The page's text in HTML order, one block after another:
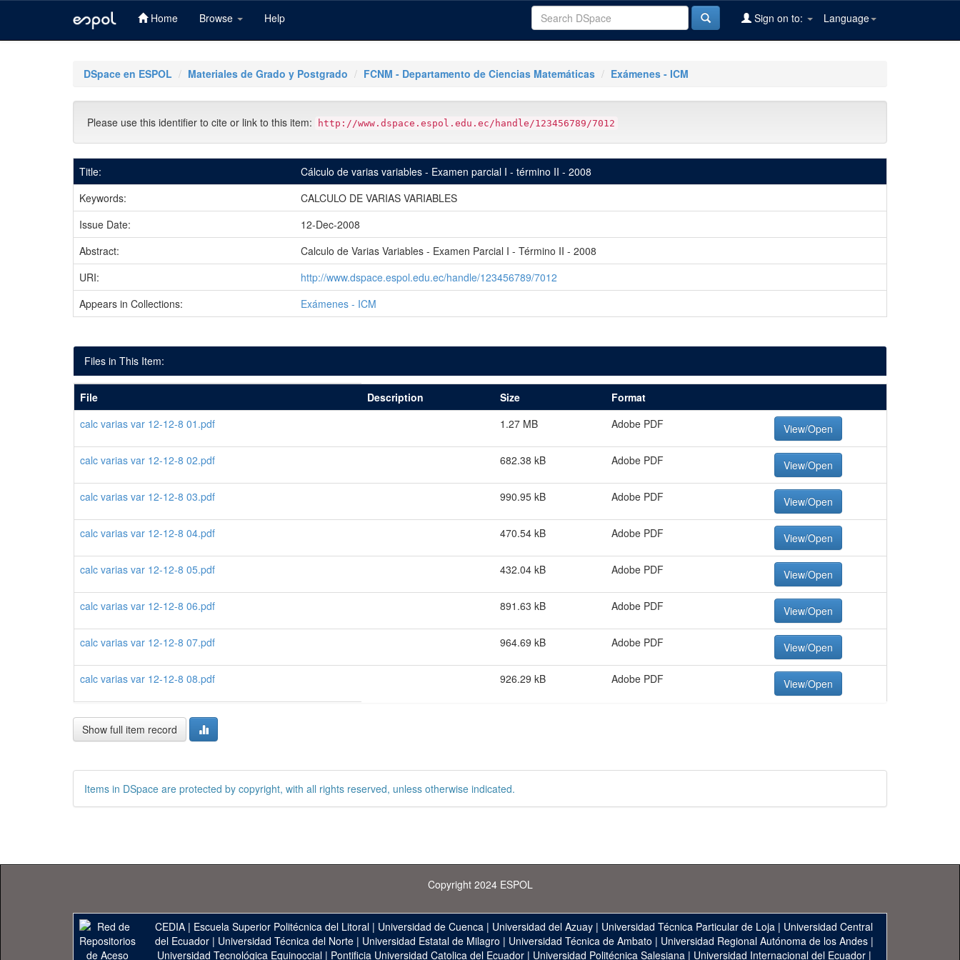
Home Browse Help Language
Sign on to:
DSpace en ESPOL Materiales de Grado y Postgrado FCNM - Departamento de Ciencias Matemáticas Exámenes - ICM
Please use this identifier to cite or link to this item: http://www.dspace.espol.edu.ec/handle/123456789/7012
Title:
Cálculo de varias variables - Examen parcial I - término II - 2008
Keywords:
CALCULO DE VARIAS VARIABLES
Issue Date:
12-Dec-2008
Abstract:
Calculo de Varias Variables - Examen Parcial I - Término II - 2008
URI:
http://www.dspace.espol.edu.ec/handle/123456789/7012
Appears in Collections:
Exámenes - ICM
Files in This Item:
File Description Size
Format
calc varias var 12-12-8 01.pdf
1.27 MB Adobe PDF View/Open
calc varias var 12-12-8 02.pdf 682.38 kB Adobe PDF View/Open
calc varias var 12-12-8 03.pdf 990.95 kB Adobe PDF View/Open
calc varias var 12-12-8 04.pdf 470.54 kB Adobe PDF View/Open
calc varias var 12-12-8 05.pdf 432.04 kB Adobe PDF View/Open
calc varias var 12-12-8 06.pdf 891.63 kB Adobe PDF View/Open
calc varias var 12-12-8 07.pdf 964.69 kB Adobe PDF View/Open
calc varias var 12-12-8 08.pdf 926.29 kB Adobe PDF View/Open
Show full item record
Items in DSpace are protected by copyright, with all rights reserved, unless otherwise indicated.
Copyright 2024 ESPOL
CEDIA | Escuela Superior Politécnica del Litoral | Universidad de Cuenca | Universidad del Azuay | Universidad Técnica Particular de Loja | Universidad Central
del Ecuador| Universidad Técnica del Norte| Universidad Estatal de Milagro | Universidad Técnica de Ambato | Universidad Regional Autónoma de los Andes|
Universidad Tecnológica Equinoccial| Pontificia Universidad Catolica del Ecuador| Universidad Politécnica Salesiana| Universidad Internacional del Ecuador|